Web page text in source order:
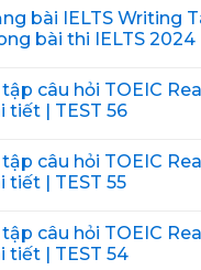
bài IELTS Writing
bài thi IELTS 2024
tập câu hỏi TOEIC
tiết | TEST 56
tập câu hỏi TOEIC
tiết | TEST 55
tập câu hỏi TOEIC
tiết | TEST 54